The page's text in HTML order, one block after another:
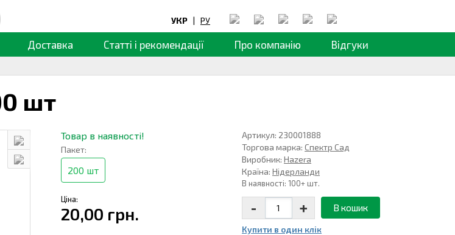
УКР | РУ
Доставка Статті і рекомендації Про компанію Відгуки
шт
Товар в наявності!
Пакет:
200 шт
Артикул: 230001888
Торгова марка:Спектр Сад
Виробник:Hazera
Країна:Нідерланди
В наявності: 100+ шт.
Ціна:
20,00 грн. - + В кошик
Купити в один клiк